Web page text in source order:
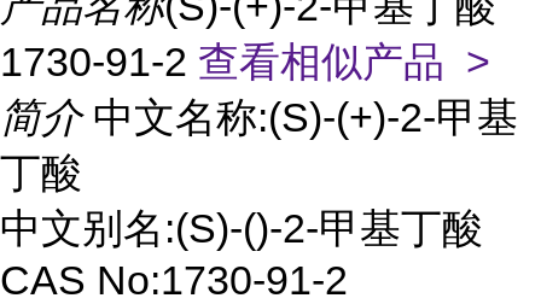
1730-91-2 查看相似产品 >
简介 中文名称:(S)-(+)-2-甲基
丁酸
中文别名:(S)-()-2-甲基丁酸
CAS No:1730-91-2